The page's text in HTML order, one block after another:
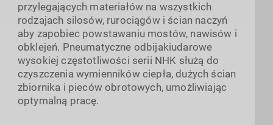
przylegających materiałów na wszystkich
rodzajach silosów, rurociągów i ścian naczyń
aby zapobiec powstawaniu mostów, nawisów i
obklejeń. Pneumatyczne odbijakiudarowe
wysokiej częstotliwości serii NHK służą do
czyszczenia wymienników ciepła, dużych ścian
zbiornika i pieców obrotowych, umożliwiając
optymalną pracę.